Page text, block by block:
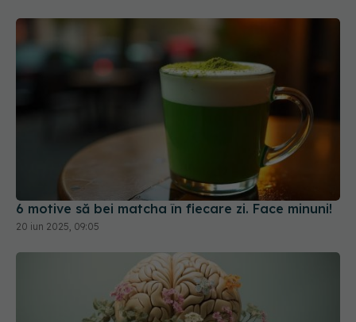
6 motive să bei matcha în fiecare zi. Face minuni!
20 iun 2025, 09:05